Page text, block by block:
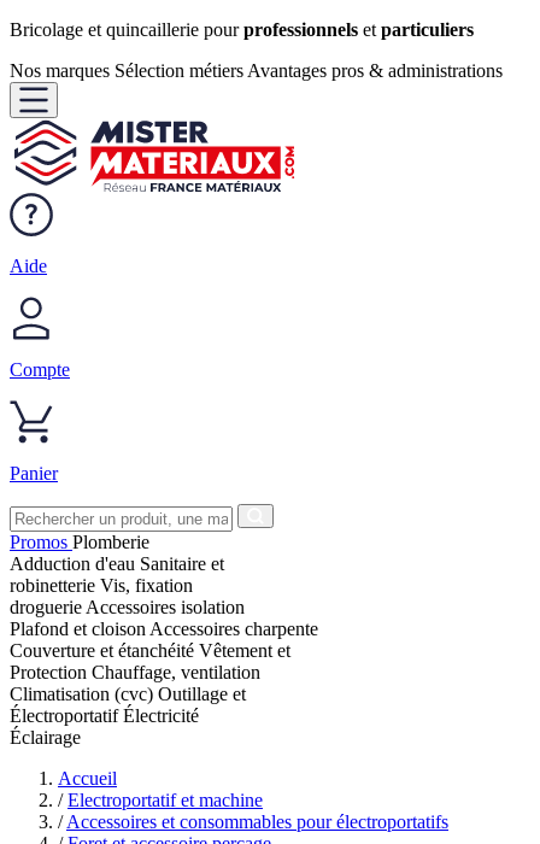
Bricolage et quincaillerie pourprofessionnels et particuliers
Nos marques Sélection métiers Avantages pros & administrations
Aide
Compte
Panier
Promos Plomberie
Adduction d'eau Sanitaire et
robinetterie Vis, fixation
droguerie Accessoires isolation
Plafond et cloison Accessoires charpente
Couverture et étanchéité Vêtement et
Protection Chauffage, ventilation
Climatisation (cvc) Outillage et
ÉlectroportatifÉlectricité
Éclairage
Accueil
/ Electroportatif et machine
/ Accessoires et consommables pour électroportatifs